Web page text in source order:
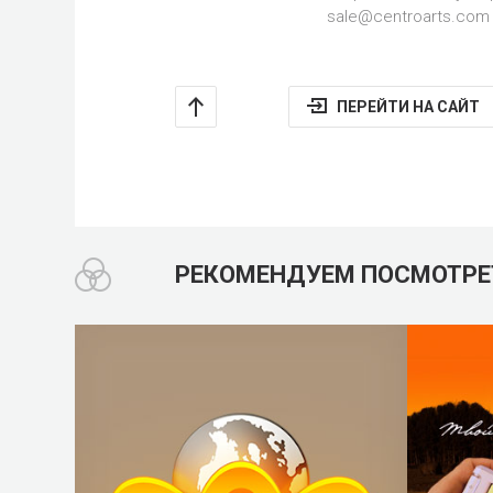
sale@centroarts.com
ПЕРЕЙТИ НА САЙТ
РЕКОМЕНДУЕМ